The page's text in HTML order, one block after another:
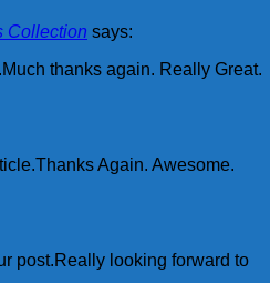
Collection says:
thanks again. Really Great.
Again. Awesome.
post.Really looking forward to